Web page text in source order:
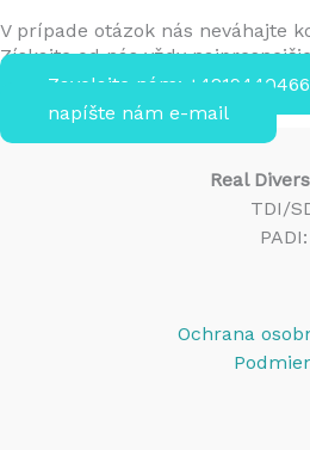
V prípade otázok nás neváhajte
Získajte od nás vždy
Zavolajte nám:
napíšte nám e-mail
Real Divers
TDI/
Ochrana